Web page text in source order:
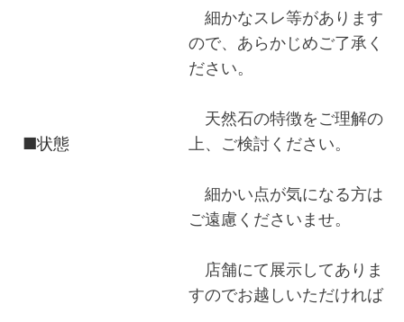
■状態
細かなスレ等があります
ので、あらかじめご了承く
ださい。
天然石の特徴をご理解の
上、ご検討ください。
細かい点が気になる方は
ご遠慮くださいませ。
店舗にて展示してありま
すのでお越しいただければ